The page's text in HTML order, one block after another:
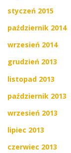
styczeń 2015
październik 2014
wrzesień 2014
grudzień 2013
listopad 2013
październik 2013
wrzesień 2013
lipiec 2013
czerwiec 2013